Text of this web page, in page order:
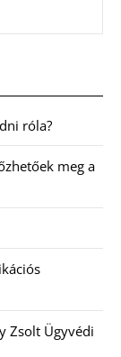
róla?
meg a
Zsolt Ügyvédi